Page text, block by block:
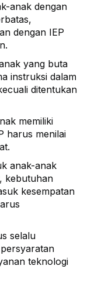
anak dengan
dengan IEP
yang buta
instruksi dalam
ditentukan
memiliki
harus menilai
anak-anak
kebutuhan
kesempatan
selalu
teknologi